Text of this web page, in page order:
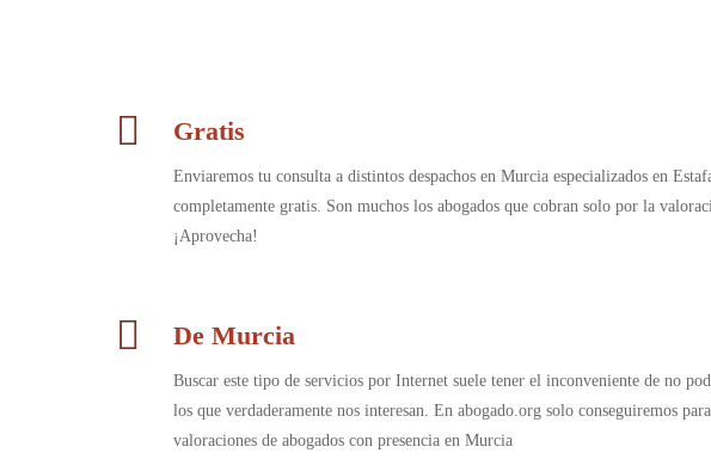
Gratis
Enviaremos tu consulta a distintos despachos en Murcia especializados en
completamente gratis. Son muchos los abogados que cobran solo por la
¡Aprovecha!
De Murcia
Buscar este tipo de servicios por Internet suele tener el inconveniente de no
los que verdaderamente nos interesan. En abogado.org solo conseguiremos
valoraciones de abogados con presencia en Murcia